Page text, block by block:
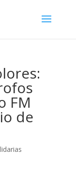
FM
de